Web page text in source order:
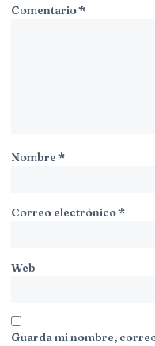
Comentario*
Nombre*
Correo electrónico*
Web
Guarda mi nombre,